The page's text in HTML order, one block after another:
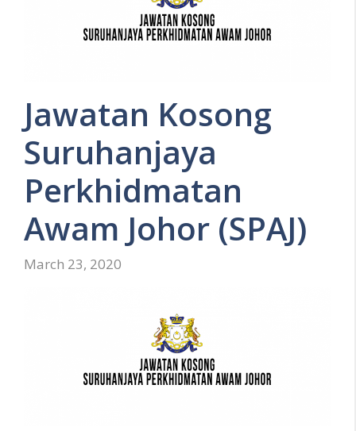
Jawatan Kosong
Suruhanjaya
Perkhidmatan
Awam Johor (SPAJ)
March 23, 2020